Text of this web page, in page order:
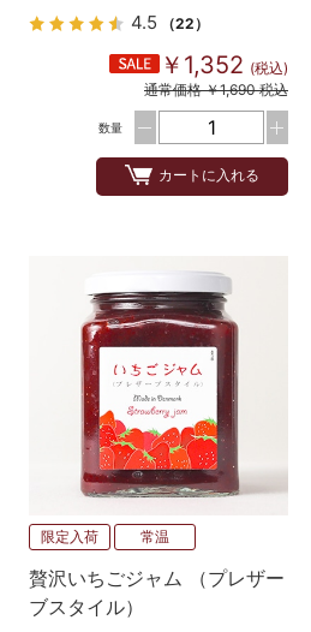
個）
4.5 （22）
￥1,352 (税込)
通常価格 ￥1,690 税込
数量
カートに入れる
限定入荷 常温
贅沢いちごジャム （プレザー
ブスタイル）